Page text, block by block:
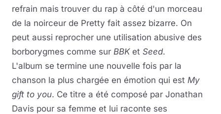
refrain mais trouver du rap à côté d'un morceau
de la noirceur de Pretty fait assez bizarre. On
peut aussi reprocher une utilisation abusive des
borborygmes comme sur BBKet Seed.
L'album se termine une nouvelle fois par la
chanson la plus chargée en émotion qui est My
gift to you. Ce titre a été composé par Jonathan
Davis pour sa femme et lui raconte ses